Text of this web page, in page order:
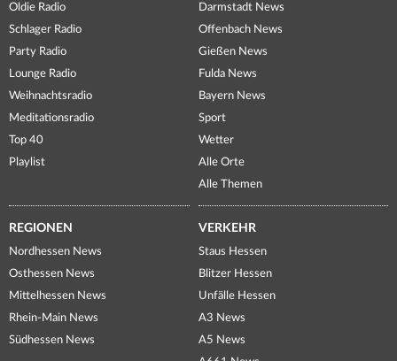
Oldie Radio
Schlager Radio
Party Radio
Lounge Radio
Weihnachtsradio
Meditationsradio
Top 40
Playlist
Darmstadt News
Offenbach News
Gießen News
Fulda News
Bayern News
Sport
Wetter
Alle Orte
Alle Themen
REGIONEN
Nordhessen News
Osthessen News
Mittelhessen News
Rhein-Main News
Südhessen News
VERKEHR
Staus Hessen
Blitzer Hessen
Unfälle Hessen
A3 News
A5 News